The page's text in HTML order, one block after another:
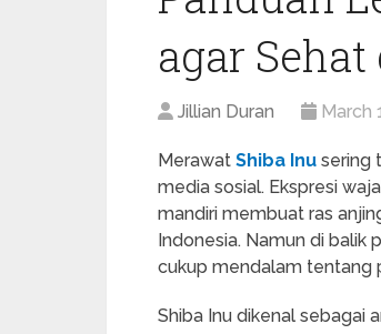
agar
Jillian Duran March
Merawat Shiba Inu sering
media sosial. Ekspresi
mandiri membuat ras
Indonesia. Namun di balik
cukup mendalam tentang
Shiba Inu dikenal sebagai